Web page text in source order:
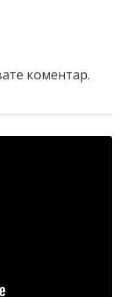
коментар.